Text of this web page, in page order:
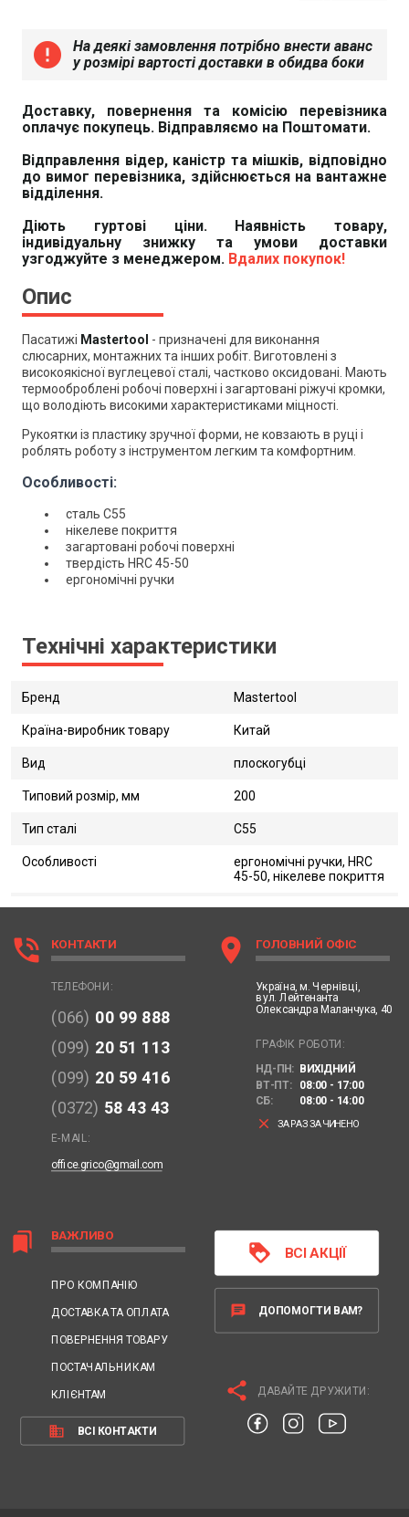
error
На деякі замовлення потрібно внести аванс
у розмірі вартості доставки в обидва боки
Доставку, повернення та комісію перевізника
оплачує покупець. Відправляємо на Поштомати.
Відправлення відер, каністр та мішків, відповідно
до вимог перевізника, здійснюється на вантажне
відділення.
Діють гуртові ціни. Наявність товару,
індивідуальну знижку та умови доставки
узгоджуйте з менеджером. Вдалих покупок!
Опис
Пасатижі Mastertool - призначені для виконання
слюсарних, монтажних та інших робіт. Виготовлені з
високоякісної вуглецевої сталі, частково оксидовані . Мають
термооброблені робочі поверхні і загартовані ріжучі кромки,
що володіють високими характеристиками міцності.
Рукоятки із пластику зручної форми, не ковзають в руці і
роблять роботу з інструментом легким та комфортним.
Особливості:
сталь С55
нікелеве покриття
загартовані робочі поверхні
твердість HRC 45-50
ергономічні ручки
Технічні характеристики
Бренд Mastertool
Країна-виробник товару Китай
Вид плоскогубці
Типовий розмір, мм 200
Тип сталі С55
Особливості
ергономічні ручки, HRC
45-50, нікелеве покриття
bookmarks ВАЖЛИВО
ПРО КОМПАНІЮ
ДОСТАВКА ТА ОПЛАТА
ПОВЕРНЕННЯ ТОВАРУ
ПОСТАЧАЛЬНИКАМ
КЛІЄНТАМ
business ВСІ КОНТАКТИ
phone_in_talk КОНТАКТИ
ТЕЛЕФОНИ:
(066) 00 99 888
(099) 20 51 113
(099) 20 59 416
(0372) 58 43 43
E-MAIL:
office.grico@gmail.com
location_on ГОЛОВНИЙ ОФІС
Україна, м. Чернівці,
вул. Лейтенанта
Олександра Маланчука, 40
ГРАФІК РОБОТИ:
НД-ПН: ВИХІДНИЙ
ВТ-ПТ:
08:00 - 17:00
СБ:
08:00 - 14:00
clear ЗАРАЗ ЗАЧИНЕНО
loyalty ВСІ АКЦІЇ
chat ДОПОМОГТИ ВАМ?
share ДАВАЙТЕ ДРУЖИТИ: